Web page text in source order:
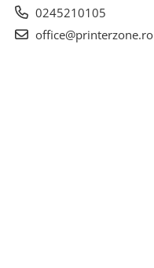
0245210105
office@printerzone.ro